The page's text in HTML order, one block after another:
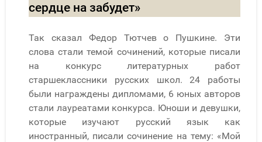
сердце на забудет»
Так сказал Федор Тютчев о Пушкине. Эти
слова стали темой сочинений, которые писали
на конкурс литературных работ
старшеклассники русских школ. 24 работы
были награждены дипломами, 6 юных авторов
стали лауреатами конкурса. Юноши и девушки,
которые изучают русский язык как
иностранный, писали сочинение на тему: «Мой